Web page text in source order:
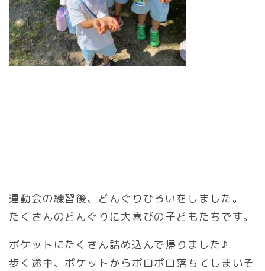
運動会の練習後、どんぐりひろいをしました。
たくさんのどんぐりに大喜びの子どもたちです。
ポケットにたくさん詰め込んで帰りました♪
歩く途中、ポケットからポロポロ落ちてしまいそ